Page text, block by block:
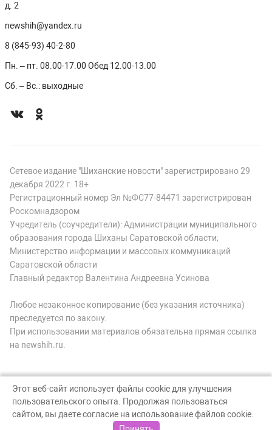
д. 2
newshih@yandex.ru
8 (845-93) 40-2-80
Пн. – пт. 08.00-17.00 Обед 12.00-13.00
Сб. – Вс.: выходные
Сетевое издание "Шиханские новости" зарегистрировано 29
декабря 2022 г. 18+
Регистрационный номер Эл №ФС77-84471 зарегистрирован
Роскомнадзором
Учредитель (соучредители): Администрации муниципального
образования города Шиханы Саратовской области;
Министерство информации и массовых коммуникаций
Саратовской области
Главный редактор Валентина Андреевна Усинова
Любое незаконное копирование (без указания источника)
преследуется по закону.
При использовании материалов обязательна прямая ссылка
на newshih.ru.
© Шиханские новости, 2026
Создание сайта — nopreset
Этот веб-сайт использует файлы cookie для улучшения
пользовательского опыта. Продолжая пользоваться
сайтом, вы даете согласие на использование файлов cookie.